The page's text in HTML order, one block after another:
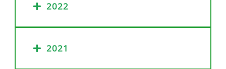
2022
2021